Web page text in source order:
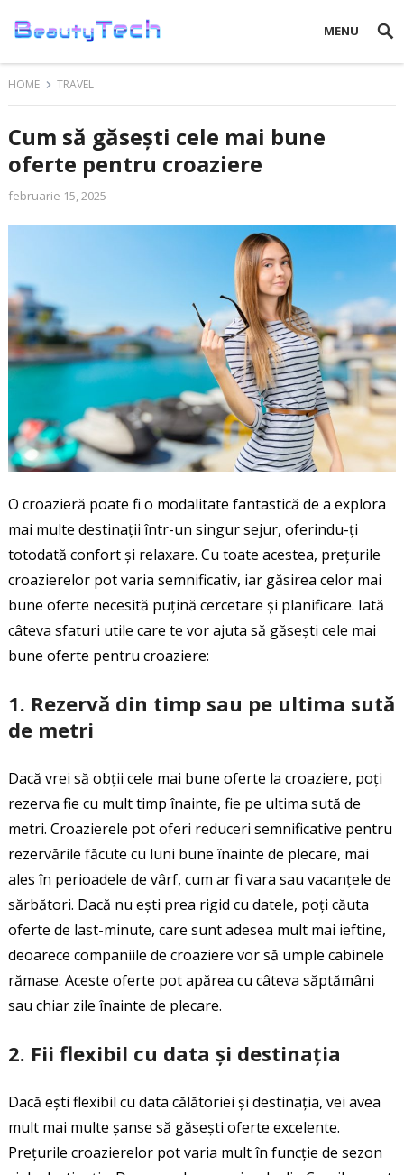
MENU
HOME TRAVEL
Cum să găsești cele mai bune
oferte pentru croaziere
februarie 15, 2025
O croazieră poate fi o modalitate fantastică de a explora
mai multe destinații într-un singur sejur, oferindu-ți
totodată confort și relaxare. Cu toate acestea, prețurile
croazierelor pot varia semnificativ, iar găsirea celor mai
bune oferte necesită puțină cercetare și planificare. Iată
câteva sfaturi utile care te vor ajuta să găsești cele mai
bune oferte pentru croaziere:
1. Rezervă din timp sau pe ultima sută
de metri
Dacă vrei să obții cele mai bune oferte la croaziere, poți
rezerva fie cu mult timp înainte, fie pe ultima sută de
metri. Croazierele pot oferi reduceri semnificative pentru
rezervările făcute cu luni bune înainte de plecare, mai
ales în perioadele de vârf, cum ar fi vara sau vacanțele de
sărbători. Dacă nu ești prea rigid cu datele, poți căuta
oferte de last-minute, care sunt adesea mult mai ieftine,
deoarece companiile de croaziere vor să umple cabinele
rămase. Aceste oferte pot apărea cu câteva săptămâni
sau chiar zile înainte de plecare.
2. Fii flexibil cu data și destinația
Dacă ești flexibil cu data călătoriei și destinația, vei avea
mult mai multe șanse să găsești oferte excelente.
Prețurile croazierelor pot varia mult în funcție de sezon